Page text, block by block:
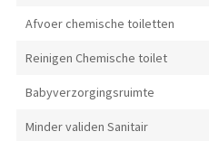
Afvoer chemische toiletten
Reinigen Chemische toilet
Babyverzorgingsruimte
Minder validen Sanitair